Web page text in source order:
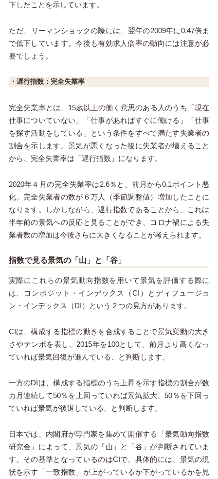
下したことを示しています。
ただ、リーマンショックの際には、翌年の2009年に0.47倍ま
で低下しています。今後も有効求人倍率の動向には注意が必
要でしょう。
・ 遅行指数： 完全失業率
完全失業率とは、15歳以上の働く意思のある人のうち「現在
仕事についていない」「仕事があればすぐに働ける」「仕事
を探す活動をしている」という条件をすべて満たす失業者の
割合を示します。景気が悪くなった後に失業者が増えること
から、完全失業率は「遅行指数」になります。
2020年４月の完全失業率は2.6％と、前月から0.1ポイント悪
化。完全失業者の数が６万人（季節調整値）増加したことに
なります。しかしながら、遅行指数であることから、これは
半年前の景気への反応と見ることができ、コロナ禍による失
業者数の増加は今後さらに大きくなることが考えられます。
指数で見る景気の「山」と「谷」
実際にこれらの景気動向指数を用いて景気を評価する際に
は、コンポジット・インデックス（CI）とディフュージョ
ン・インデックス（DI）という２つの見方があります。
CIは、構成する指標の動きを合成することで景気変動の大き
さやテンポを表し、2015年を100として、前月より高くなっ
ていれば景気回復が進んでいる、と判断します。
一方のDIは、構成する指標のうち上昇を示す指標の割合が数
カ月連続して50％を上回っていれば景気拡大、50％を下回っ
ていれば景気が後退している、と判断します。
日本では、内閣府が専門家を集めて開催する「景気動向指数
研究会」によって、景気の「山」と「谷」が判断されていま
す。その基準となっているのはCIで、具体的には、景気の現
状を示す「一致指数」が上がっているか下がっているかを見